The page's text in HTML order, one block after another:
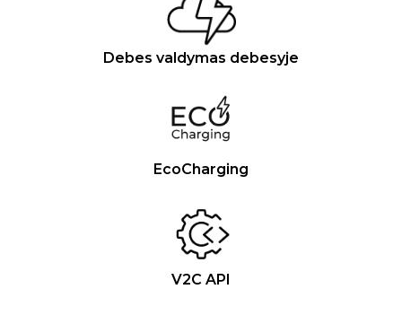
Debes valdymas debesyje
EcoCharging
V2C API